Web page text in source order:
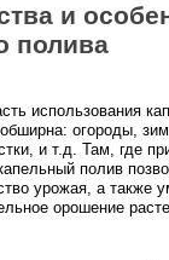
и
полива
использования
огороды,
и т.д. Там, где
полив
урожая, а также
орошение